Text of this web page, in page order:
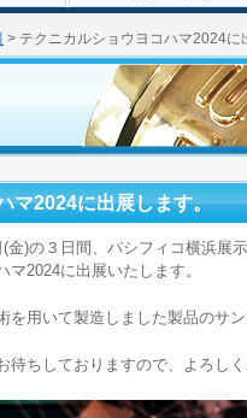
> テクニカルショウヨコハマ2024に
マ2024に出展します。
金)の３日間、パシフィコ横浜展
2024に出展いたします。
を用いて製造しました製品のサ
待ちしておりますので、よろしく